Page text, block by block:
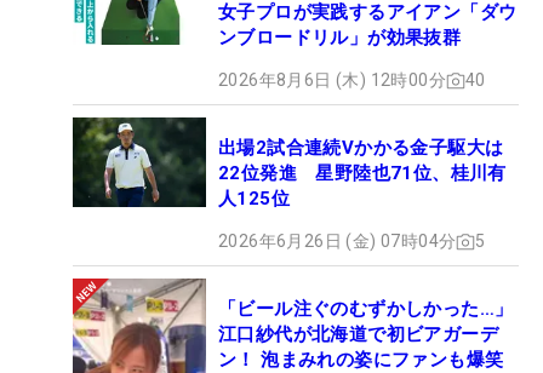
女子プロが実践するアイアン「ダウ
ンブロードリル」が効果抜群
2026年8月6日 (木) 12時00分 40
出場2試合連続Vかかる金子駆大は
22位発進 星野陸也71位、桂川有
人125位
2026年6月26日 (金) 07時04分 5
「ビール注ぐのむずかしかった…」
江口紗代が北海道で初ビアガーデ
ン！ 泡まみれの姿にファンも爆笑